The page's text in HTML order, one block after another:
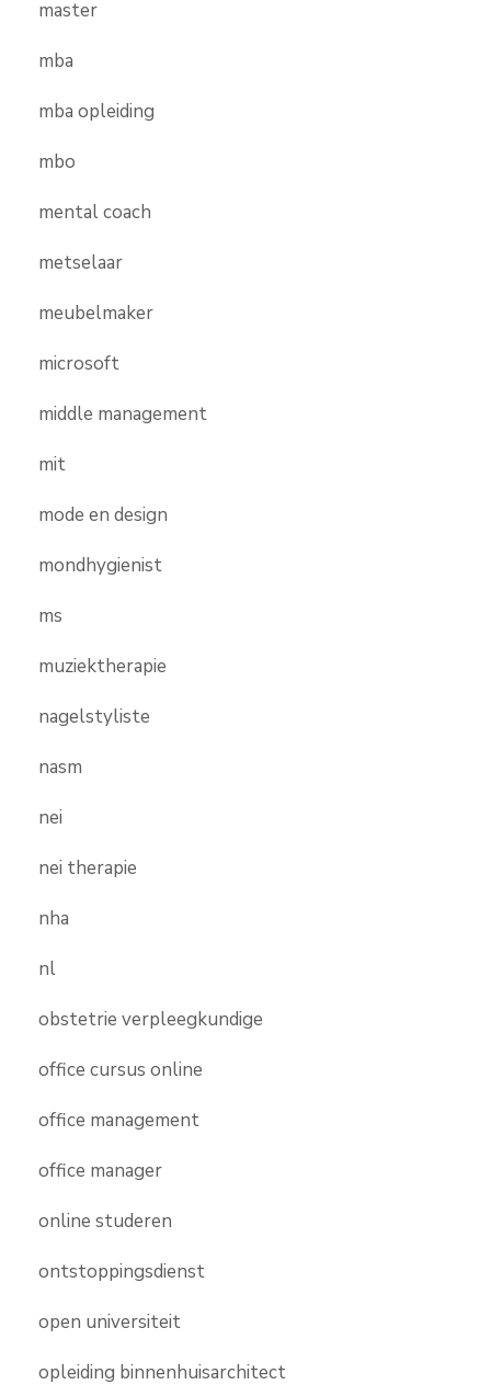
master
mba
mba opleiding
mbo
mental coach
metselaar
meubelmaker
microsoft
middle management
mit
mode en design
mondhygienist
ms
muziektherapie
nagelstyliste
nasm
nei
nei therapie
nha
nl
obstetrie verpleegkundige
office cursus online
office management
office manager
online studeren
ontstoppingsdienst
open universiteit
opleiding binnenhuisarchitect